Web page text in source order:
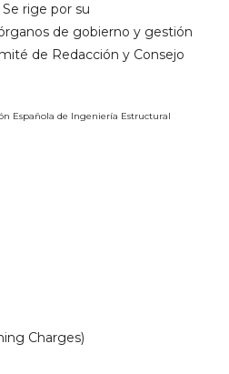
rige por su
de gobierno y gestión
de Redacción y Consejo
Española de Ingeniería Estructural
Charges)